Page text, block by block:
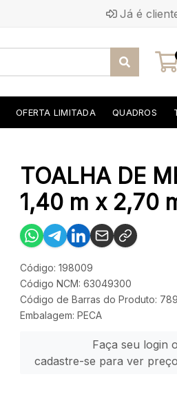
Já é
OFERTA LIMITADA QUADROS
TOALHA DE
1,40 m x 2,70
Código: 198009
Código NCM: 63049300
Código de Barras do Produto:
Embalagem: PECA
Faça seu login
cadastre-se para ver